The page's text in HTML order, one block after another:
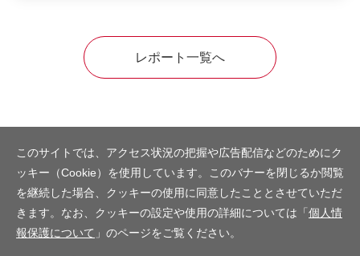
レポート一覧へ
このサイトでは、アクセス状況の把握や広告配信などのためにク
ッキー（Cookie）を使用しています。このバナーを閉じるか閲覧
を継続した場合、クッキーの使用に同意したこととさせていただ
きます。なお、クッキーの設定や使用の詳細については「個人情
報保護について 」のページをご覧ください。